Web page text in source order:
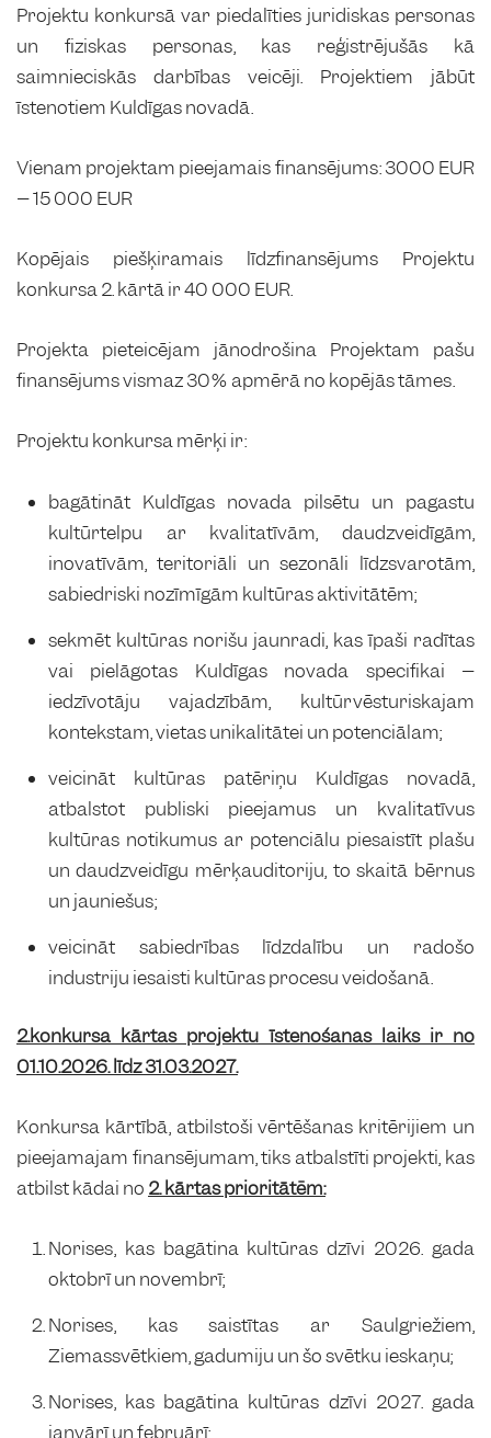
Projektu konkursā var piedalīties juridiskas personas
un fiziskas personas, kas reģistrējušās kā
saimnieciskās darbības veicēji. Projektiem jābūt
īstenotiem Kuldīgas novadā.
Vienam projektam pieejamais finansējums: 3000 EUR
– 15 000 EUR
Kopējais piešķiramais līdzfinansējums Projektu
konkursa 2. kārtā ir 40 000 EUR.
Projekta pieteicējam jānodrošina Projektam pašu
finansējums vismaz 30% apmērā no kopējās tāmes.
Projektu konkursa mērķi ir:
bagātināt Kuldīgas novada pilsētu un pagastu
kultūrtelpu ar kvalitatīvām, daudzveidīgām,
inovatīvām, teritoriāli un sezonāli līdzsvarotām,
sabiedriski nozīmīgām kultūras aktivitātēm;
sekmēt kultūras norišu jaunradi, kas īpaši radītas
vai pielāgotas Kuldīgas novada specifikai –
iedzīvotāju vajadzībām, kultūrvēsturiskajam
kontekstam, vietas unikalitātei un potenciālam;
veicināt kultūras patēriņu Kuldīgas novadā,
atbalstot publiski pieejamus un kvalitatīvus
kultūras notikumus ar potenciālu piesaistīt plašu
un daudzveidīgu mērķauditoriju, to skaitā bērnus
un jauniešus;
veicināt sabiedrības līdzdalību un radošo
industriju iesaisti kultūras procesu veidošanā.
2.konkursa kārtas projektu īstenošanas laiks ir no
01.10.2026. līdz 31.03.2027.
Konkursa kārtībā, atbilstoši vērtēšanas kritērijiem un
pieejamajam finansējumam, tiks atbalstīti projekti, kas
atbilst kādai no 2. kārtas prioritātēm:
Norises, kas bagātina kultūras dzīvi 2026. gada
oktobrī un novembrī;
Norises, kas saistītas ar Saulgriežiem,
Ziemassvētkiem, gadumiju un šo svētku ieskaņu;
Norises, kas bagātina kultūras dzīvi 2027. gada
janvārī un februārī;